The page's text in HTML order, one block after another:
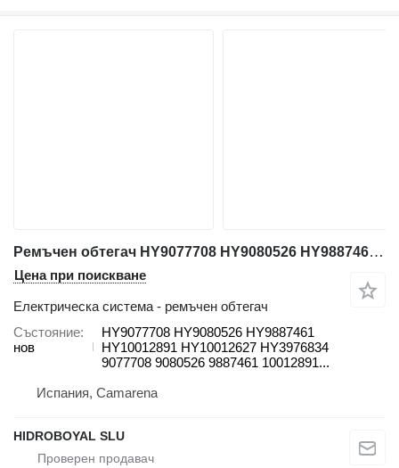
Ремъчен обтегач HY9077708 HY9080526 HY9887461 HY10012891 HY10012627 HY3976834 за автокран Liebherr LTM VARIOS
Цена при поискване
Електрическа система - ремъчен обтегач
Състояние
нов
HY9077708 HY9080526 HY9887461
HY10012891 HY10012627 HY3976834
9077708 9080526 9887461 10012891...
Испания, Camarena
HIDROBOYAL SLU